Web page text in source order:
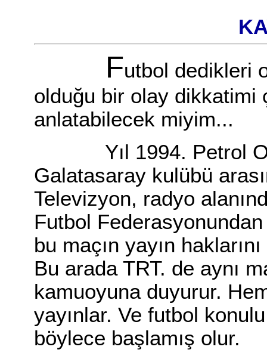
Futbol dedikleri
olduğu bir olay dikkatimi
anlatabilecek miyim...
Yıl 1994. Petrol
Galatasaray kulübü
Televizyon, radyo
Futbol Federasyonundan
bu maçın yayın
Bu arada TRT. de aynı
kamuoyuna duyurur.
yayınlar. Ve futbol
böylece başlamış olur.